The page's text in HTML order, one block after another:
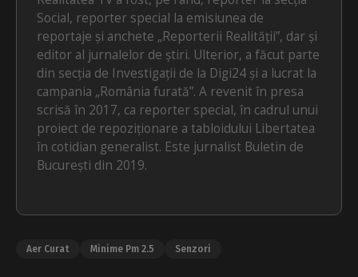
Social, reporter special la emisiunea de
reportaje și anchete „Reporterii Realității”, dar și
editor al jurnalelor de știri. Ulterior, a făcut parte
din secția de Investigații de la Digi24 și a lucrat la
campania „România furată”. A revenit în presa
scrisă în 2017, ca reporter special, în cadrul unui
proiect de repoziționare a tabloidului Libertatea
în cotidian generalist. Este jurnalist Buletin de
București din 2019.
Aer Curat Minime Pm 2.5 Senzori